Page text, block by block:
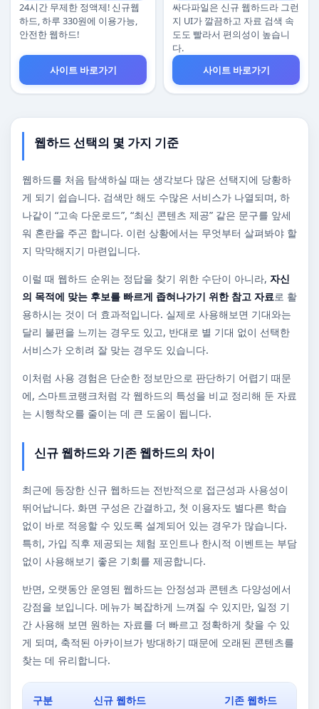
24시간 무제한 정액제! 신규웹
하드, 하루 330원에 이용가능,
안전한 웹하드!
사이트 바로가기
싸다파일은 신규 웹하드라 그런
지 UI가 깔끔하고 자료 검색 속
도도 빨라서 편의성이 높습니
다.
사이트 바로가기
웹하드 선택의 몇 가지 기준
웹하드를 처음 탐색하실 때는 생각보다 많은 선택지에 당황하
게 되기 쉽습니다. 검색만 해도 수많은 서비스가 나열되며, 하
나같이 “고속 다운로드”, “최신 콘텐츠 제공” 같은 문구를 앞세
워 혼란을 주곤 합니다. 이런 상황에서는 무엇부터 살펴봐야 할
지 막막해지기 마련입니다.
이럴 때 웹하드 순위는 정답을 찾기 위한 수단이 아니라, 자신
의 목적에 맞는 후보를 빠르게 좁혀나가기 위한 참고 자료로 활
용하시는 것이 더 효과적입니다. 실제로 사용해보면 기대와는
달리 불편을 느끼는 경우도 있고, 반대로 별 기대 없이 선택한
서비스가 오히려 잘 맞는 경우도 있습니다.
이처럼 사용 경험은 단순한 정보만으로 판단하기 어렵기 때문
에, 스마트코랭크처럼 각 웹하드의 특성을 비교 정리해 둔 자료
는 시행착오를 줄이는 데 큰 도움이 됩니다.
신규 웹하드와 기존 웹하드의 차이
최근에 등장한 신규 웹하드는 전반적으로 접근성과 사용성이
뛰어납니다. 화면 구성은 간결하고, 첫 이용자도 별다른 학습
없이 바로 적응할 수 있도록 설계되어 있는 경우가 많습니다.
특히, 가입 직후 제공되는 체험 포인트나 한시적 이벤트는 부담
없이 사용해보기 좋은 기회를 제공합니다.
반면, 오랫동안 운영된 웹하드는 안정성과 콘텐츠 다양성에서
강점을 보입니다. 메뉴가 복잡하게 느껴질 수 있지만, 일정 기
간 사용해 보면 원하는 자료를 더 빠르고 정확하게 찾을 수 있
게 되며, 축적된 아카이브가 방대하기 때문에 오래된 콘텐츠를
찾는 데 유리합니다.
구분 신규 웹하드 기존 웹하드